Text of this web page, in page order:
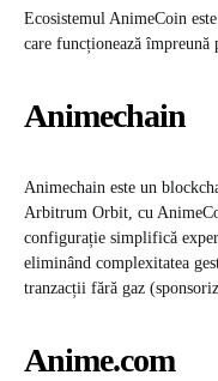
Ecosistemul AnimeCoin
care funcționează
Animechain
Animechain este un
Arbitrum Orbit, cu
configurație simplifică
eliminând complexitatea
tranzacții fără gaz
Anime.com